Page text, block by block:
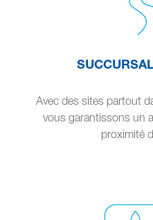
Avec des sites partout
vous garantissons un
proximité